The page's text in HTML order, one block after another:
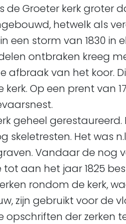
de Groeter kerk groter
hetwelk als
een storm van 1830 in
ontbraken kreeg
afbraak van het koor.
kerk. Op een prent van
geheel
skeletresten. Het was
Vandaar de nog
tot aan het jaar 1825
rondom de kerk,
zijn gebruikt voor de
opschriften der zerken